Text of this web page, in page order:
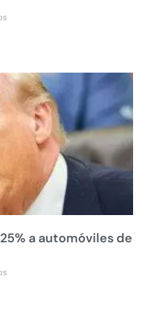
a automóviles de